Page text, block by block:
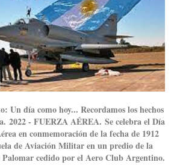
Un día como hoy... Recordamos los hechos
2022 - FUERZA AÉREA. Se celebra el Día
en conmemoración de la fecha de 1912
de Aviación Militar en un predio de la
Palomar cedido por el Aero Club Argentino.